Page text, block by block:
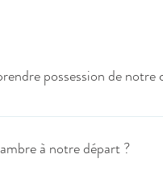
possession de notre
En cas de besoin, vous pouvez
à notre départ ?